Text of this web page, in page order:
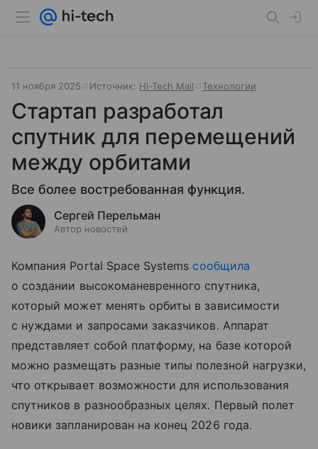
11 ноября 2025 Источник: Hi-Tech Mail Технологии
Стартап разработал
спутник для перемещений
между орбитами
Все более востребованная функция.
Сергей Перельман
Автор новостей
Компания Portal Space Systems сообщила
о создании высокоманевренного спутника,
который может менять орбиты в зависимости
с нуждами и запросами заказчиков. Аппарат
представляет собой платформу, на базе которой
можно размещать разные типы полезной нагрузки,
что открывает возможности для использования
спутников в разнообразных целях. Первый полет
новики запланирован на конец 2026 года.